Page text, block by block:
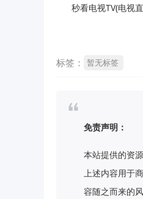
秒看电视TV(电视
标签： 暂无标签
免责声明：
本站提供的资
上述内容用于
容随之而来的